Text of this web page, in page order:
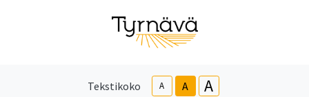
Tekstikoko A A A